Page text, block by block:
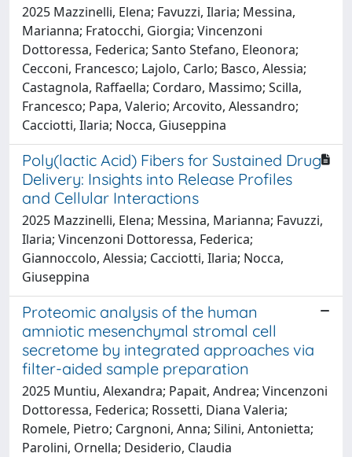
2025 Mazzinelli, Elena; Favuzzi, Ilaria; Messina,
Marianna; Fratocchi, Giorgia; Vincenzoni
Dottoressa, Federica; Santo Stefano, Eleonora;
Cecconi, Francesco; Lajolo, Carlo; Basco, Alessia;
Castagnola, Raffaella; Cordaro, Massimo; Scilla,
Francesco; Papa, Valerio; Arcovito, Alessandro;
Cacciotti, Ilaria; Nocca, Giuseppina
Poly(lactic Acid) Fibers for Sustained Drug
Delivery: Insights into Release Profiles
and Cellular Interactions
2025 Mazzinelli, Elena; Messina, Marianna; Favuzzi,
Ilaria; Vincenzoni Dottoressa, Federica;
Giannoccolo, Alessia; Cacciotti, Ilaria; Nocca,
Giuseppina
Proteomic analysis of the human
amniotic mesenchymal stromal cell
secretome by integrated approaches via
filter-aided sample preparation
2025 Muntiu, Alexandra; Papait, Andrea; Vincenzoni
Dottoressa, Federica; Rossetti, Diana Valeria;
Romele, Pietro; Cargnoni, Anna; Silini, Antonietta;
Parolini, Ornella; Desiderio, Claudia